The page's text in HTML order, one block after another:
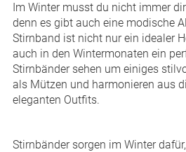
Im Winter musst du nicht immer
denn es gibt auch eine modische
Stirnband ist nicht nur ein idealer
auch in den Wintermonaten ein
Stirnbänder sehen um einiges
als Mützen und harmonieren aus
eleganten Outfits.
Stirnbänder sorgen im Winter